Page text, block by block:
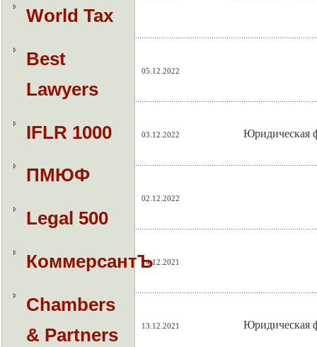
World Tax
Best
Lawyers
IFLR 1000
ПМЮФ
Legal 500
КоммерсантЪ
Chambers
& Partners
05.12.2022
03.12.2022 Юридическая
02.12.2022
14.12.2021
13.12.2021 Юридическая